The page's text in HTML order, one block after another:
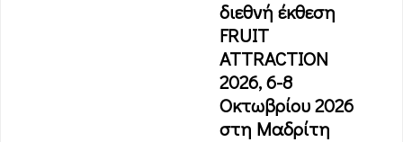
διεθνή έκθεση
FRUIT
ATTRACTION
2026, 6-8
Οκτωβρίου 2026
στη Μαδρίτη